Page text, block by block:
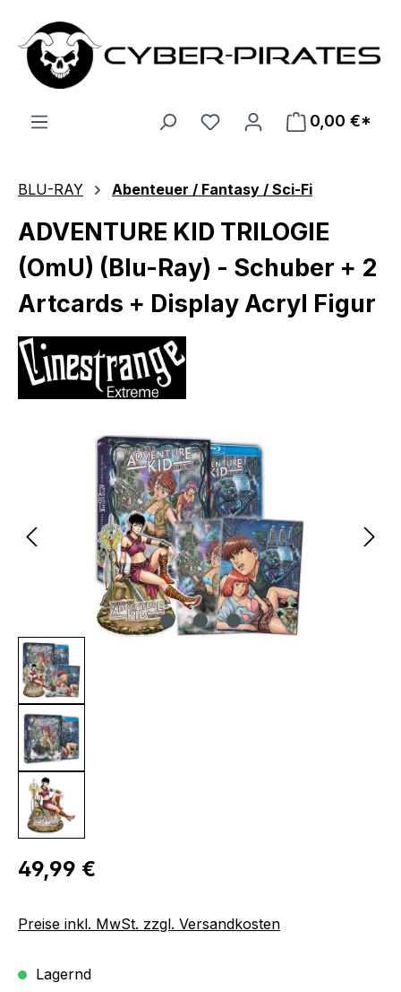
Zum Hauptinhalt springen
0,00 €*
BLU-RAY Abenteuer / Fantasy / Sci-Fi
ADVENTURE KID TRILOGIE
(OmU) (Blu-Ray) - Schuber + 2
Artcards + Display Acryl Figur
Bildergalerie überspringen
Regulärer Preis:
49,99 €
Preise inkl. MwSt. zzgl. Versandkosten
Lagernd